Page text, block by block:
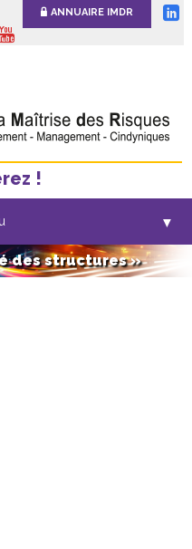
ANNUAIRE IMDR
!
▼
des structures »